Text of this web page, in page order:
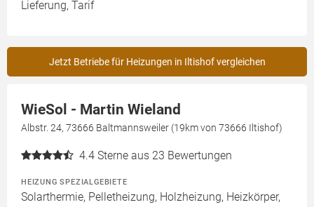
Lieferung, Tarif
Jetzt Betriebe für Heizungen in Iltishof vergleichen
WieSol - Martin Wieland
Albstr. 24, 73666 Baltmannsweiler (19km von 73666 Iltishof)
4.4 Sterne aus 23 Bewertungen
HEIZUNG SPEZIALGEBIETE
Solarthermie, Pelletheizung, Holzheizung, Heizkörper,